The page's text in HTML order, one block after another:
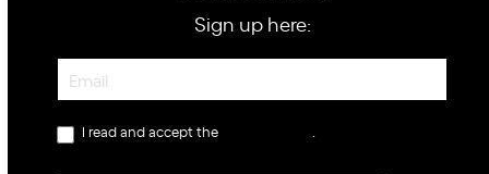
Sign up here:
Newsletter
I read and accept the